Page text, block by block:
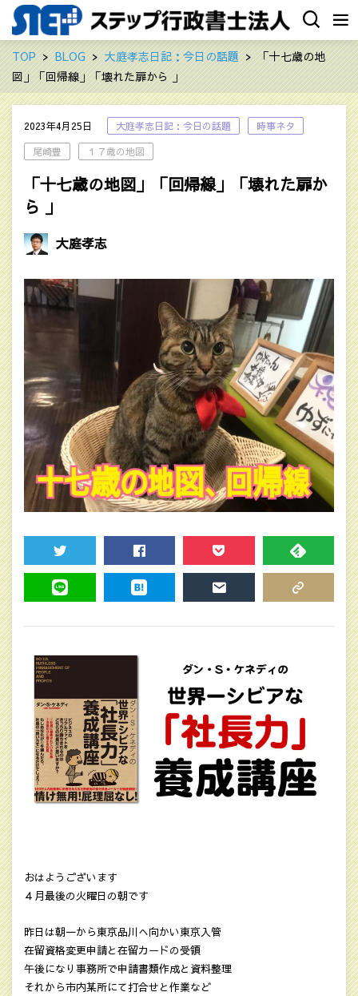
TOP BLOG 大庭孝志日記：今日の話題
「十七歳の地
図」「回帰線」「壊れた扉から 」
2023年4月25日 大庭孝志日記：今日の話題
時事ネタ
尾崎豊
１７歳の地図
「十七歳の地図」「回帰線」「壊れた扉か
ら 」
大庭孝志
TWEET SHARE POCKET FEEDLY
おはようございます
４月最後の火曜日の朝です
昨日は朝一から東京品川へ向かい東京入管
在留資格変更申請と在留カードの受領
午後になり事務所で申請書類作成と資料整理
それから市内某所にて打合せと作業など